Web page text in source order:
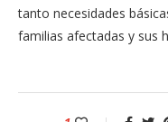
tanto necesidades
familias afectadas y sus